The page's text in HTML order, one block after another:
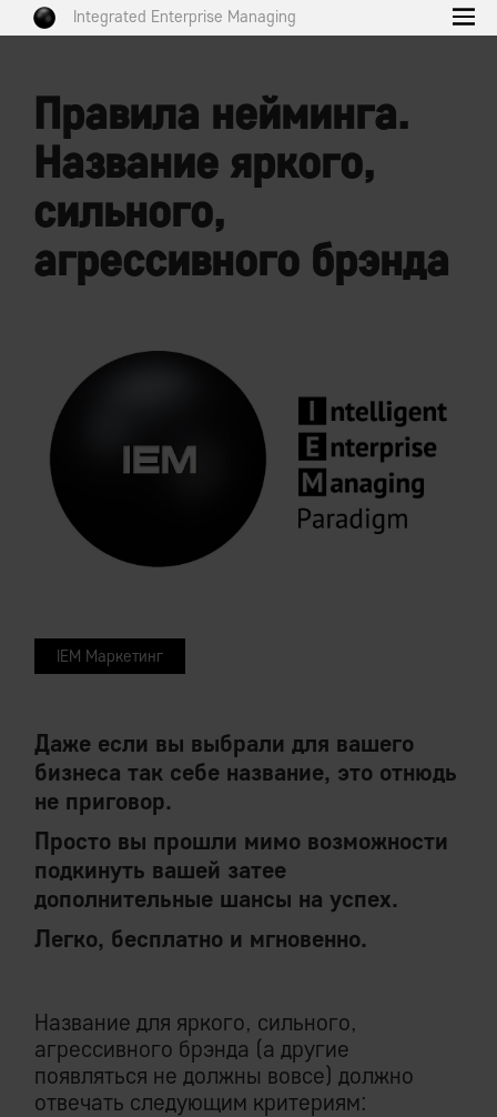
Integrated Enterprise Managing
Правила нейминга.
Название яркого,
сильного,
агрессивного брэнда
IEM Маркетинг
Даже если вы выбрали для вашего
бизнеса так себе название, это отнюдь
не приговор.
Просто вы прошли мимо возможности
подкинуть вашей затее
дополнительные шансы на успех.
Легко, бесплатно и мгновенно.
Название для яркого, сильного,
агрессивного брэнда (а другие
появляться не должны вовсе) должно
отвечать следующим критериям: